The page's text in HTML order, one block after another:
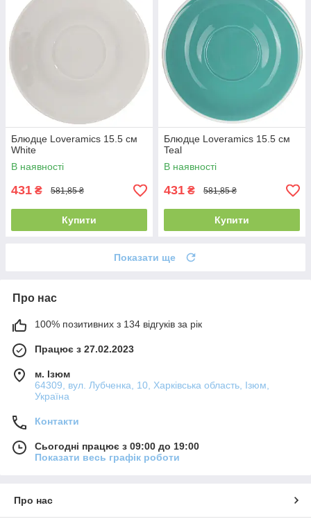
Блюдце Loveramics 15.5 см
White
В наявності
431 ₴ 581,85 ₴
Купити
Блюдце Loveramics 15.5 см
Teal
В наявності
431 ₴ 581,85 ₴
Купити
Показати ще
Про нас
100% позитивних з 134 відгуків за рік
Працює з 27.02.2023
м. Ізюм
64309, вул. Лубченка, 10, Харківська область, Ізюм,
Україна
Контакти
Сьогодні працює з 09:00 до 19:00
Показати весь графік роботи
Про нас